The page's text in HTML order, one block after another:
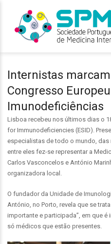
Internistas
Congresso
Imunodeficiências
Lisboa recebeu nos últimos dias o
for Immunodeficiencies (ESID).
especialistas de todo o mundo, das
entre eles fez-se representar a
Carlos Vasconcelos e António
organizadora local.
O fundador da Unidade de
António, no Porto, revela que se
importante e participada”, em que é
só médicos que estão presentes.